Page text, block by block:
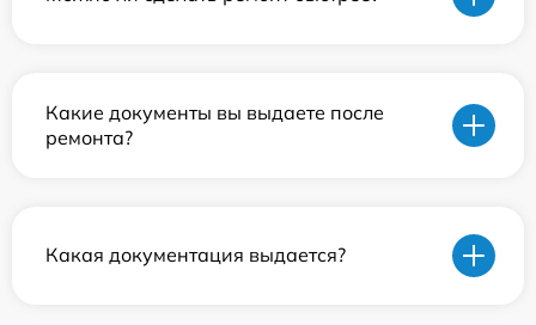
Какие документы вы выдаете после
ремонта?
Какая документация выдается?